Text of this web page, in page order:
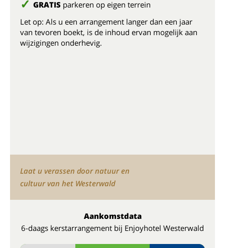
GRATIS parkeren op eigen terrein
Let op: Als u een arrangement langer dan een jaar
van tevoren boekt, is de inhoud ervan mogelijk aan
wijzigingen onderhevig.
Laat u verassen door natuur en
cultuur van het Westerwald
Aankomstdata
6-daags kerstarrangement bij Enjoyhotel Westerwald